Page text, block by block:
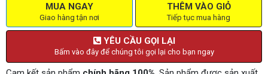
MUA NGAY
Giao hàng tận nơi
THÊM VÀO GIỎ
Tiếp tục mua hàng
YÊU CẦU GỌI LẠI
Bấm vào đây để chúng tôi gọi lại cho bạn ngay